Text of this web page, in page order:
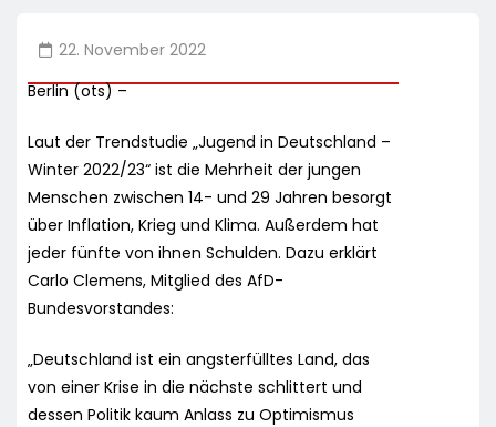
22. November 2022
Berlin (ots) –
Laut der Trendstudie „Jugend in Deutschland –
Winter 2022/23“ ist die Mehrheit der jungen
Menschen zwischen 14- und 29 Jahren besorgt
über Inflation, Krieg und Klima. Außerdem hat
jeder fünfte von ihnen Schulden. Dazu erklärt
Carlo Clemens, Mitglied des AfD-
Bundesvorstandes:
„Deutschland ist ein angsterfülltes Land, das
von einer Krise in die nächste schlittert und
dessen Politik kaum Anlass zu Optimismus